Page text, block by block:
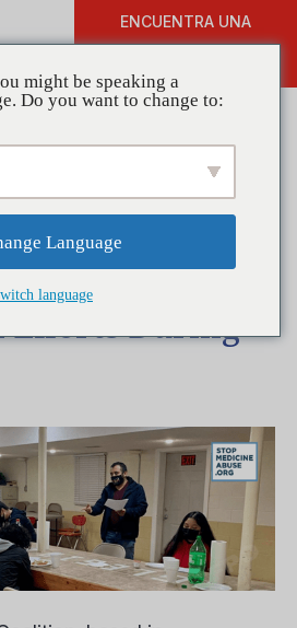
ENCUENTRA UNA
in Action—
Coalition
Substance Use
Efforts During
might be speaking a
Do you want to change to:
Language
language